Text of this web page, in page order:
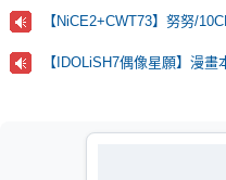
【NiCE2+CWT73】努努/
【IDOLiSH7偶像星願】漫畫